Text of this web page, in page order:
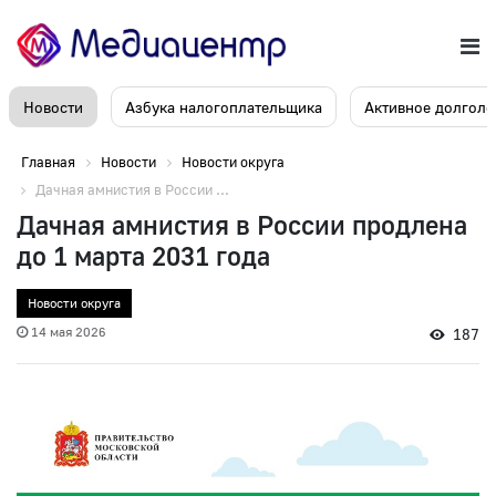
Новости Азбука налогоплательщика Активное
Главная Новости
Новости округа
Дачная амнистия в России ...
Дачная амнистия в России продлена
до 1 марта 2031 года
Новости округа
14 мая 2026
187